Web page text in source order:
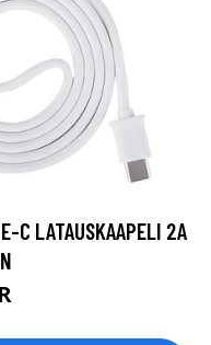
C LATAUSKAAPELI 2A